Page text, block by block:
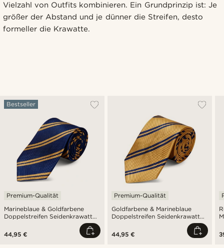
Vielzahl von Outfits kombinieren. Ein Grundprinzip ist: Je
größer der Abstand und je dünner die Streifen, desto
formeller die Krawatte.
Marineblaue & Goldfarbene
Doppelstreifen Seidenkrawatte
Bestseller
Premium-Qualität
44,95 €
Goldfarbene & Marineblaue
Doppelstreifen Seidenkrawatte
Premium-Qualität
44,95 €